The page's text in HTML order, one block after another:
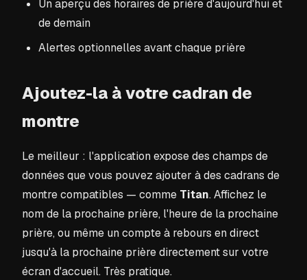
Un aperçu des horaires de prière d'aujourd'hui et
de demain
Alertes optionnelles avant chaque prière
Ajoutez-la à votre cadran de
montre
Le meilleur : l'application expose des champs de
données que vous pouvez ajouter à des cadrans de
montre compatibles — comme Titan. Affichez le
nom de la prochaine prière, l'heure de la prochaine
prière, ou même un compte à rebours en direct
jusqu'à la prochaine prière directement sur votre
écran d'accueil. Très pratique.